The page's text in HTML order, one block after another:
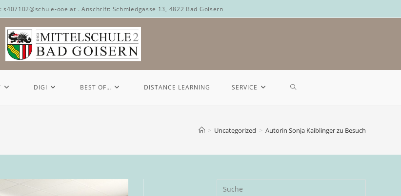
s407102@schule-ooe.at . Anschrift: Schmiedgasse 13, 4822 Bad Goisern
DIGI BEST OF… DISTANCE LEARNING SERVICE
> Uncategorized > Autorin Sonja Kaiblinger zu Besuch